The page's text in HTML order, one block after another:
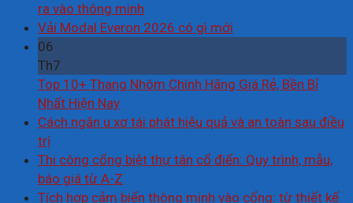
ra vào thông minh
Vải Modal Everon 2026 có gì mới
06
Th7
Top 10+ Thang Nhôm Chính Hãng Giá Rẻ, Bền Bỉ
Nhất Hiện Nay
Cách ngăn u xơ tái phát hiệu quả và an toàn sau điều
trị
Thi công cổng biệt thự tân cổ điển: Quy trình, mẫu,
báo giá từ A-Z
Tích hợp cảm biến thông minh vào cổng: từ thiết kế